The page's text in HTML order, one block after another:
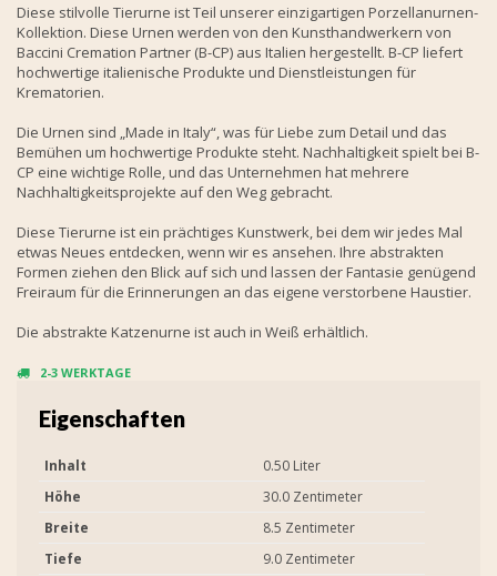
Diese stilvolle Tierurne ist Teil unserer einzigartigen Porzellanurnen-
Kollektion. Diese Urnen werden von den Kunsthandwerkern von
Baccini Cremation Partner (B-CP) aus Italien hergestellt. B-CP liefert
hochwertige italienische Produkte und Dienstleistungen für
Krematorien.
Die Urnen sind „Made in Italy“, was für Liebe zum Detail und das
Bemühen um hochwertige Produkte steht. Nachhaltigkeit spielt bei B-
CP eine wichtige Rolle, und das Unternehmen hat mehrere
Nachhaltigkeitsprojekte auf den Weg gebracht.
Diese Tierurne ist ein prächtiges Kunstwerk, bei dem wir jedes Mal
etwas Neues entdecken, wenn wir es ansehen. Ihre abstrakten
Formen ziehen den Blick auf sich und lassen der Fantasie genügend
Freiraum für die Erinnerungen an das eigene verstorbene Haustier.
Die abstrakte Katzenurne ist auch in Weiß erhältlich.
2-3 WERKTAGE
Eigenschaften
Inhalt
0.50 Liter
Höhe
30.0 Zentimeter
Breite
8.5 Zentimeter
Tiefe
9.0 Zentimeter